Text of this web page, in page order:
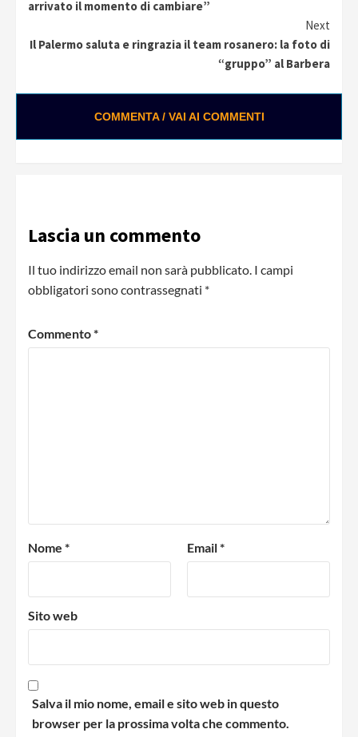
arrivato il momento di cambiare”
Next
Il Palermo saluta e ringrazia il team rosanero: la foto di
“gruppo” al Barbera
COMMENTA / VAI AI COMMENTI
Lascia un commento
Il tuo indirizzo email non sarà pubblicato. I campi
obbligatori sono contrassegnati *
Commento*
Nome * Email*
Sito web
Salva il mio nome, email e sito web in questo
browser per la prossima volta che commento.